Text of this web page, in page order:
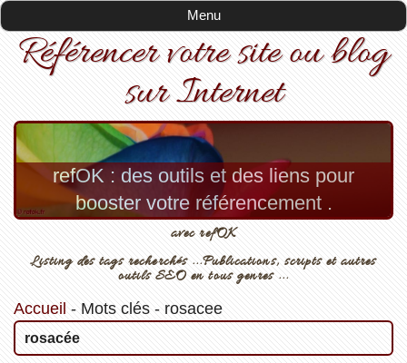
Menu
Référencer votre site ou blog
sur Internet
refOK : des outils et des liens pour
booster votre référencement .
avec refOK
Listing des tags recherchés ...Publications, scripts et autres
outils SEO en tous genres ...
Accueil - Mots clés- rosacee
rosacée